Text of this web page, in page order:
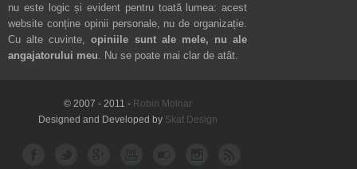
nu este logic și evident pentru toată lumea: acest
website conține opinii personale, nu de organizație.
Cu alte cuvinte,opiniile sunt ale mele, nu ale
angajatorului meu . Nu se poate mai clar de atât.
© 2007 - 2011 - Robin Molnar
Designed and Developed by Skat Design